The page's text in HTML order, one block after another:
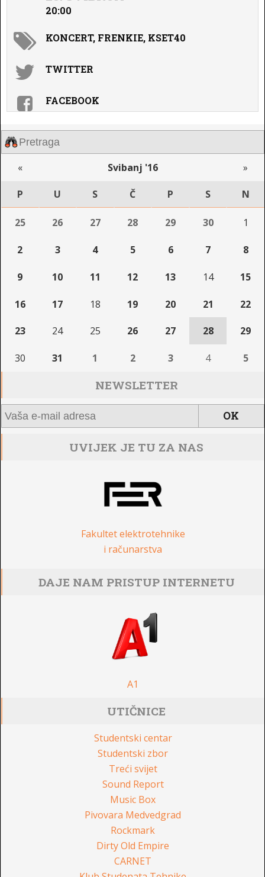
20:00
KONCERT, FRENKIE, KSET40
TWITTER
FACEBOOK
« Svibanj '16 »
P U S Č P S N
25 26 27 28 29 30 1
2 3 4 5 6 7 8
9 10 11 12 13 14 15
16 17 18 19 20 21 22
23 24 25 26 27 28 29
30 31 1 2 3 4 5
NEWSLETTER
UVIJEK JE TU ZA NAS
Fakultet elektrotehnike
i računarstva
DAJE NAM PRISTUP INTERNETU
A1
UTIČNICE
Studentski centar
Studentski zbor
Treći svijet
Sound Report
Music Box
Pivovara Medvedgrad
Rockmark
Dirty Old Empire
CARNET